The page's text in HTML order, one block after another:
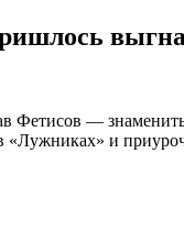
Фетисов —
и